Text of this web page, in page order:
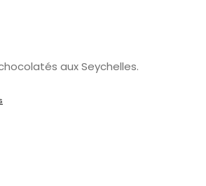
aux Seychelles.